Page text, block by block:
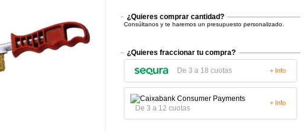
¿Quieres comprar cantidad?
Consúltanos y te haremos un presupuesto personalizado.
¿Quieres fraccionar tu compra?
De 3 a 18 cuotas + Info
De 3 a 12 cuotas
+ Info